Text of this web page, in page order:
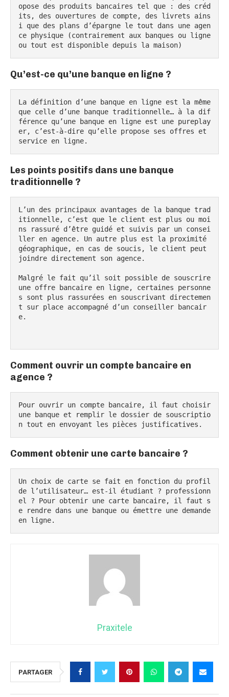
opose des produits bancaires tel que : des créd
its, des ouvertures de compte, des livrets ains
i que des plans d’épargne le tout dans une agen
ce physique (contrairement aux banques ou ligne
ou tout est disponible depuis la maison)
Qu’est-ce qu’une banque en ligne ?
La définition d’une banque en ligne est la même
que celle d’une banque traditionnelle… à la dif
férence qu’une banque en ligne est une pureplay
er, c’est-à-dire qu’elle propose ses offres et
service en ligne.
Les points positifs dans une banque
traditionnelle ?
L’un des principaux avantages de la banque trad
itionnelle, c’est que le client est plus ou moi
ns rassuré d’être guidé et suivis par un consei
ller en agence. Un autre plus est la proximité
géographique, en cas de soucis, le client peut
joindre directement son agence.
Malgré le fait qu’il soit possible de souscrire
une offre bancaire en ligne, certaines personne
s sont plus rassurées en souscrivant directemen
t sur place accompagné d’un conseiller bancair
e.
Comment ouvrir un compte bancaire en
agence ?
Pour ouvrir un compte bancaire, il faut choisir
une banque et remplir le dossier de souscriptio
n tout en envoyant les pièces justificatives.
Comment obtenir une carte bancaire ?
Un choix de carte se fait en fonction du profil
de l’utilisateur… est-il étudiant ? professionn
el ? Pour obtenir une carte bancaire, il faut s
e rendre dans une banque ou émettre une demande
en ligne.
Praxitele
PARTAGER